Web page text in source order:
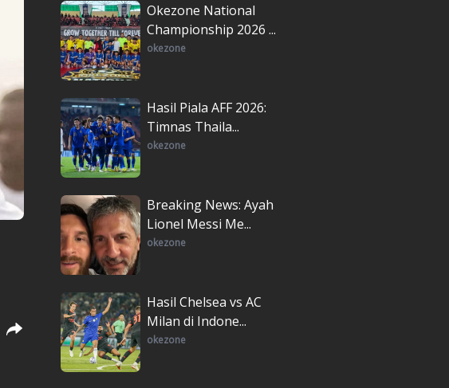
Okezone National
Championship 2026 ...
okezone
Hasil Piala AFF 2026:
Timnas Thaila...
okezone
Breaking News: Ayah
Lionel Messi Me...
okezone
Hasil Chelsea vs AC
Milan di Indone...
okezone